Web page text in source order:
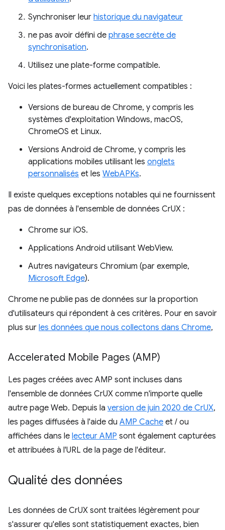
Synchroniser leur historique du navigateur
ne pas avoir défini de phrase secrète de
synchronisation.
Utilisez une plate-forme compatible.
Voici les plates-formes actuellement compatibles :
Versions de bureau de Chrome, y compris les
systèmes d'exploitation Windows, macOS,
ChromeOS et Linux.
Versions Android de Chrome, y compris les
applications mobiles utilisant les onglets
personnalisés et les WebAPKs.
Il existe quelques exceptions notables qui ne fournissent
pas de données à l'ensemble de données CrUX :
Chrome sur iOS.
Applications Android utilisant WebView.
Autres navigateurs Chromium (par exemple,
Microsoft Edge).
Chrome ne publie pas de données sur la proportion
d'utilisateurs qui répondent à ces critères. Pour en savoir
plus sur les données que nous collectons dans Chrome,
Accelerated Mobile Pages (AMP)
Les pages créées avec AMP sont incluses dans
l'ensemble de données CrUX comme n'importe quelle
autre page Web. Depuis la version de juin 2020 de CrUX,
les pages diffusées à l'aide du AMP Cache et / ou
affichées dans le lecteur AMP sont également capturées
et attribuées à l'URL de la page de l'éditeur.
Qualité des données
Les données de CrUX sont traitées légèrement pour
s'assurer qu'elles sont statistiquement exactes, bien